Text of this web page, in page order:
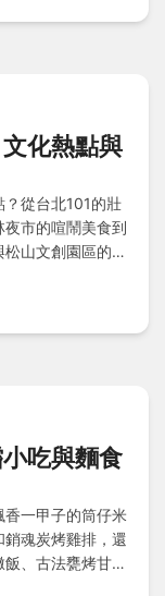
化熱點與
從台北101的壯
市的喧鬧美食到
山文創園區的創
吃與麵食
一甲子的筒仔米
魂炭烤雞排，還
、古法甕烤甘蔗